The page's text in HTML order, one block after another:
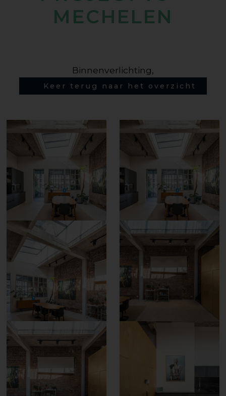
MECHELEN
Binnenverlichting,
Keer terug naar het overzicht